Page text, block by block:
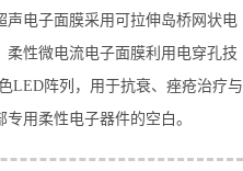
电子面膜采用可拉伸岛桥网状电
性微电流电子面膜利用电穿孔技
LED阵列，用于抗衰、痤疮治疗与
用柔性电子器件的空白。